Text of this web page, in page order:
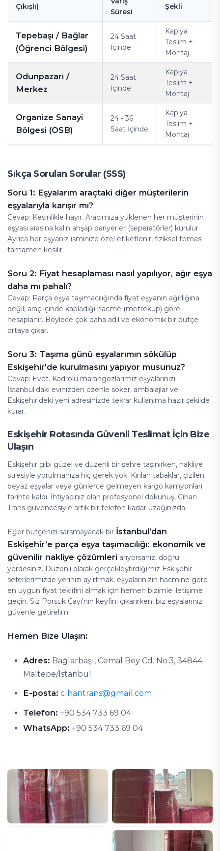
Çıkışlı)
Süresi
Şekli
Tepebaşı / Bağlar
(Öğrenci Bölgesi)
24 Saat
İçinde
Kapıya
Teslim +
Montaj
Odunpazarı /
Merkez
24 Saat
İçinde
Kapıya
Teslim +
Montaj
Organize Sanayi
Bölgesi (OSB)
24 - 36
Saat İçinde
Kapıya
Teslim +
Montaj
Sıkça Sorulan Sorular (SSS)
Soru 1: Eşyalarım araçtaki diğer müşterilerin
eşyalarıyla karışır mı?
Cevap: Kesinlikle hayır. Aracımıza yüklenen her müşterinin
eşyası arasına kalın ahşap bariyerler (seperatörler) kurulur.
Ayrıca her eşyanız isminize özel etiketlenir, fiziksel temas
tamamen kesilir.
Soru 2: Fiyat hesaplaması nasıl yapılıyor, ağır eşya
daha mı pahalı?
Cevap: Parça eşya taşımacılığında fiyat eşyanın ağırlığına
değil, araç içinde kapladığı hacme (metreküp) göre
hesaplanır. Böylece çok daha adil ve ekonomik bir bütçe
ortaya çıkar.
Soru 3: Taşıma günü eşyalarımın sökülüp
Eskişehir'de kurulmasını yapıyor musunuz?
Cevap: Evet. Kadrolu marangozlarımız eşyalarınızı
İstanbul'daki evinizden özenle söker, ambalajlar ve
Eskişehir'deki yeni adresinizde tekrar kullanıma hazır şekilde
kurar.
Eskişehir Rotasında Güvenli Teslimat İçin Bize
Ulaşın
Eskişehir gibi güzel ve düzenli bir şehre taşınırken, nakliye
stresiyle yorulmanıza hiç gerek yok. Kırılan tabaklar, çizilen
beyaz eşyalar veya günlerce gelmeyen kargo kamyonları
tarihte kaldı. İhtiyacınız olan profesyonel dokunuş, Cihan
Trans güvencesiyle artık bir telefon kadar uzağınızda.
Eğer bütçenizi sarsmayacak bir İstanbul’dan
Eskişehir’e parça eşya taşımacılığı: ekonomik ve
güvenilir nakliye çözümleri arıyorsanız, doğru
yerdesiniz. Düzenli olarak gerçekleştirdiğimiz Eskişehir
seferlerimizde yerinizi ayırtmak, eşyalarınızın hacmine göre
en uygun fiyat teklifini almak için hemen bizimle iletişime
geçin. Siz Porsuk Çayı'nın keyfini çıkarırken, biz eşyalarınızı
güvenle getirelim!
Hemen Bize Ulaşın:
Adres: Bağlarbaşı, Cemal Bey Cd. No:3, 34844
Maltepe/İstanbul
E-posta: cihantrans@gmail.com
Telefon: +90 534 733 69 04
WhatsApp: +90 534 733 69 04